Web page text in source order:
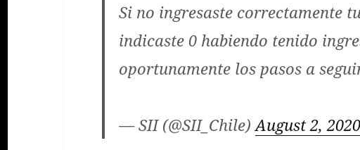
Si no ingresaste correctamente
indicaste 0 habiendo tenido
oportunamente los pasos a
— SII (@SII_Chile)August 2,